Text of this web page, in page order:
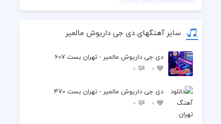
سایر آهنگهای دی جی داریوش مالمیر
دی جی داریوش مالمیر - تهران بست 607
0
0
دی جی داریوش مالمیر - تهران بست 470
0
0